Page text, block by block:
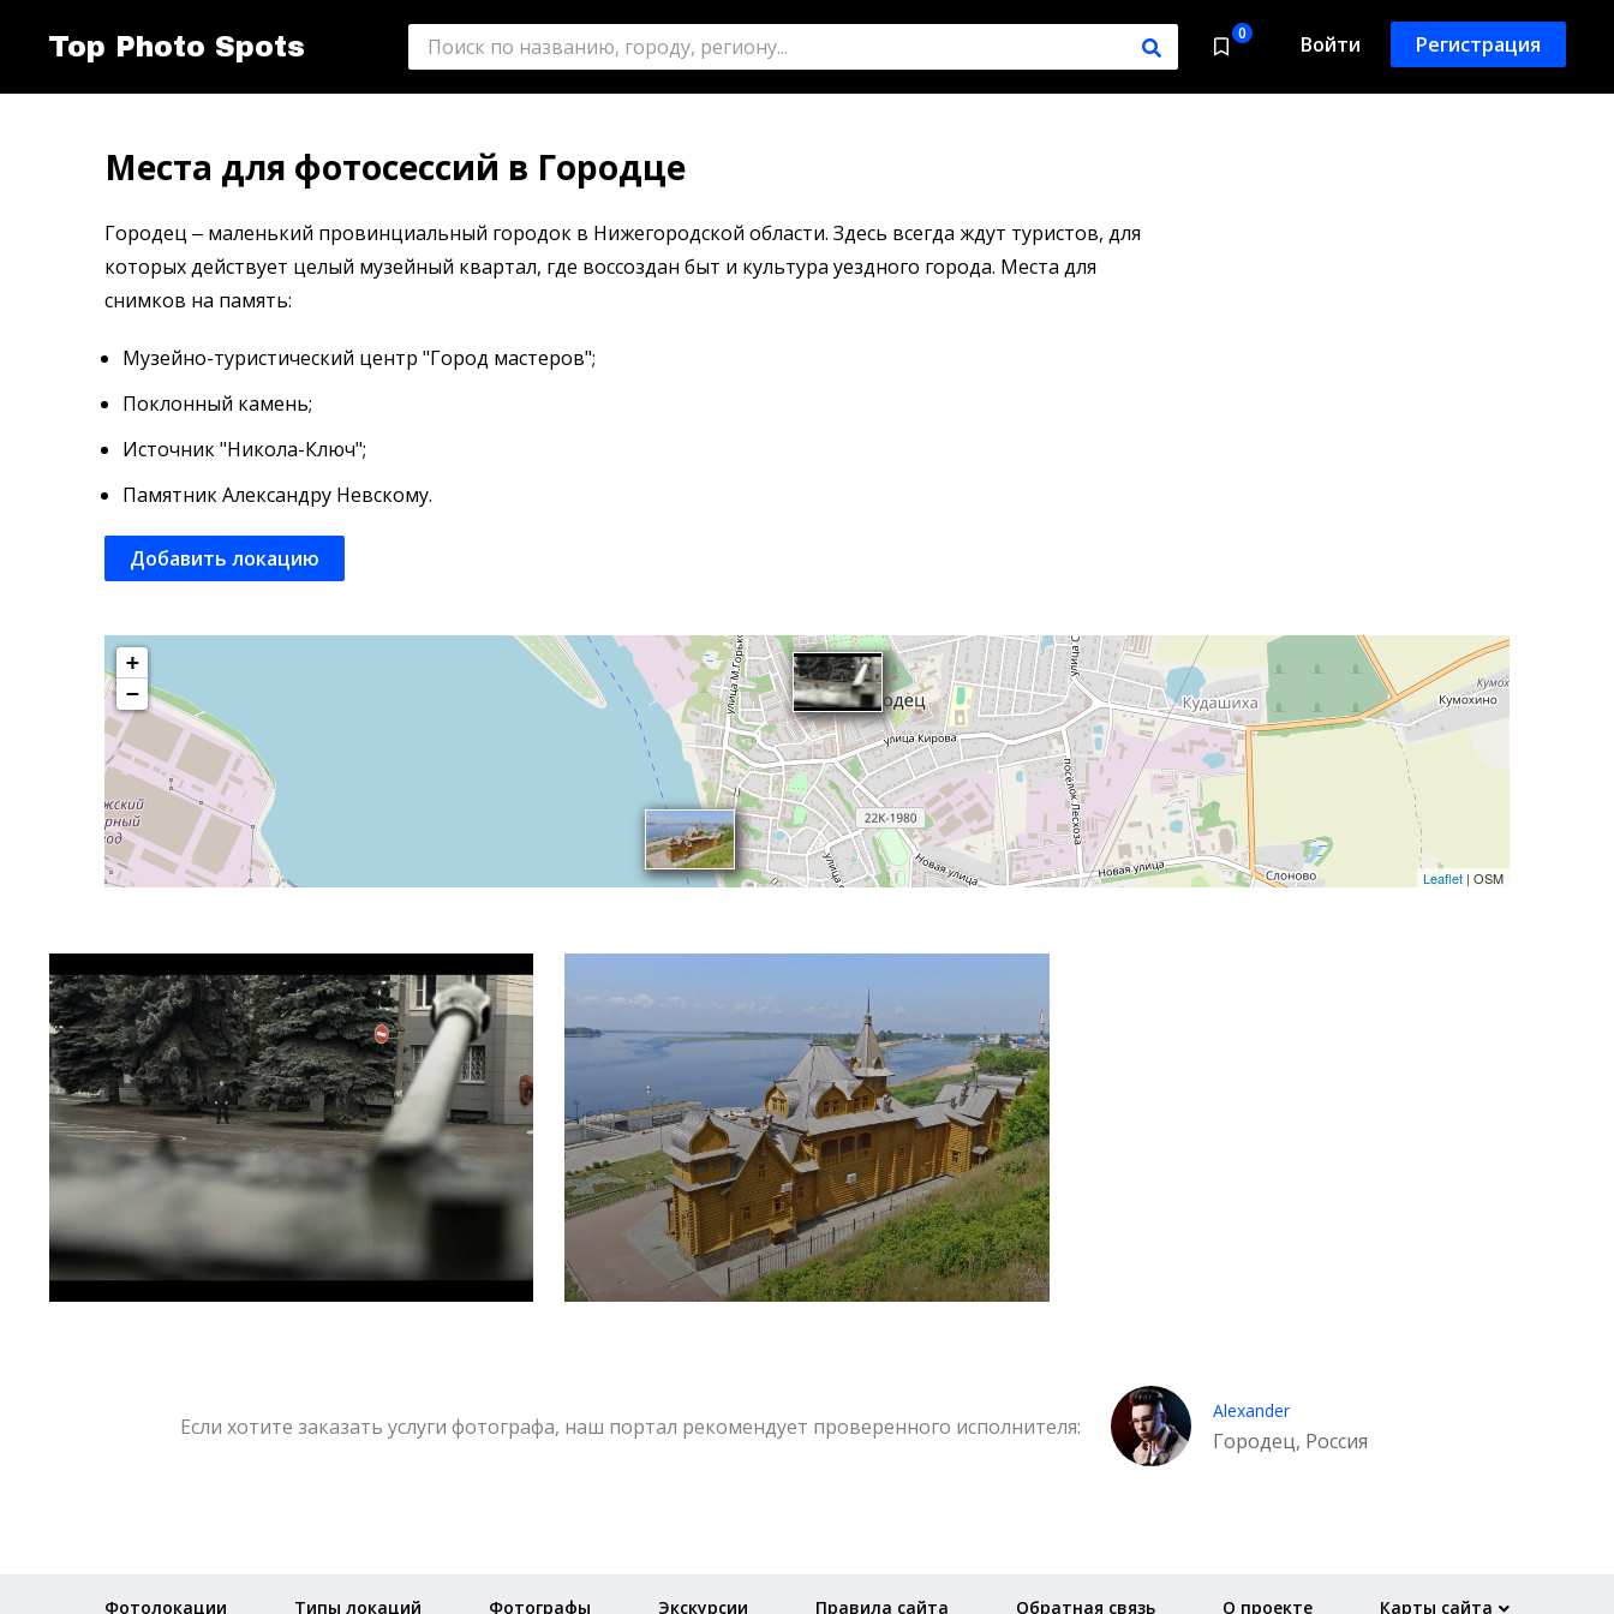
Top Photo Spots 0 Войти Регистрация
Места для фотосессий в Городце
Городец ‒ маленький провинциальный городок в Нижегородской области. Здесь всегда ждут туристов, для
которых действует целый музейный квартал, где воссоздан быт и культура уездного города. Места для
снимков на память:
Музейно-туристический центр "Город мастеров";
Поклонный камень;
Источник "Никола-Ключ";
Памятник Александру Невскому.
Добавить локацию
+
−
Leaflet | OSM
Если хотите заказать услуги фотографа, наш портал рекомендует проверенного исполнителя:
Alexander
Городец, Россия
Фотолокации Типы локаций Фотографы Экскурсии Правила сайта Обратная связь О проекте Карты сайта